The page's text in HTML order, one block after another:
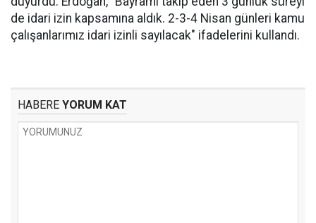
de idari izin kapsamına aldık. 2-3-4 Nisan günleri kamu
çalışanlarımız idari izinli sayılacak" ifadelerini kullandı.
HABERE YORUM KAT